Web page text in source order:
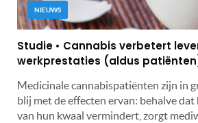
NIEUWS
Studie • Cannabis verbetert
werkprestaties (aldus
Medicinale cannabispatiënten zijn in
blij met de effecten ervan: behalve
van hun kwaal vermindert, zorgt